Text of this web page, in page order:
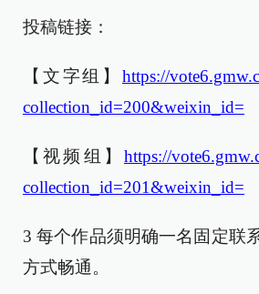
投稿链接：
【文字组】 https://
collection_id=200&weixin_id=
【视频组】 https://
collection_id=201&weixin_id=
3 每个作品须明确一名固定联
方式畅通。